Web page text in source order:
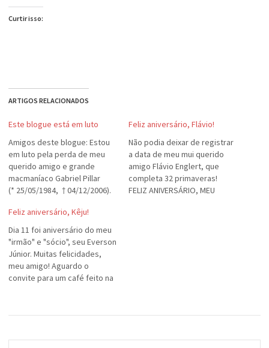
Curtir isso:
ARTIGOS RELACIONADOS
Este blogue está em luto
Amigos deste blogue: Estou
em luto pela perda de meu
querido amigo e grande
macmaníaco Gabriel Pillar
(* 25/05/1984, † 04/12/2006).
condolências. Fica em paz,
meu amigo. Clique aqui para a
notícia no ClicRBS. — Segue o
comunicado publicado no site
insanus.org, do qual o Gabriel
era…
Feliz aniversário, Flávio!
Não podia deixar de registrar
a data de meu mui querido
amigo Flávio Englert, que
completa 32 primaveras!
FELIZ ANIVERSÁRIO, MEU
Feliz aniversário, Kêju!
Dia 11 foi aniversário do meu
"irmão" e "sócio", seu Everson
Júnior. Muitas felicidades,
meu amigo! Aguardo o
convite para um café feito na
deixou eu publicá-las. Ainda.)